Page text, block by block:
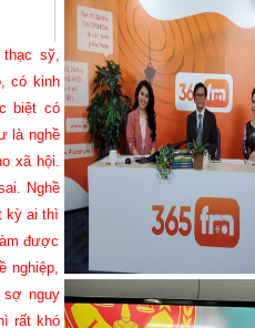
thạc sỹ,
có kinh
biệt có
là nghề
xã hội.
Nghề
kỳ ai thì
được
nghiệp,
sợ nguy
rất khó